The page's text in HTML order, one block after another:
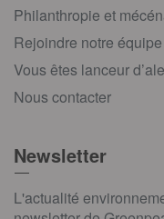
Philanthropie et
Rejoindre notre
Vous êtes lanceur
Nous contacter
Newsletter
L'actualité